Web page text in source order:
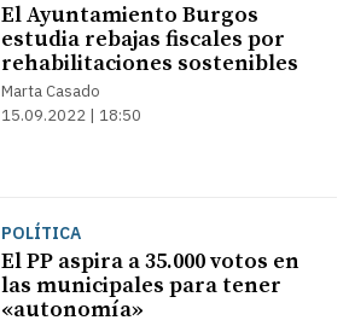
El Ayuntamiento Burgos
estudia rebajas fiscales por
rehabilitaciones sostenibles
Marta Casado
15.09.2022 | 18:50
POLÍTICA
El PP aspira a 35.000 votos en
las municipales para tener
«autonomía»